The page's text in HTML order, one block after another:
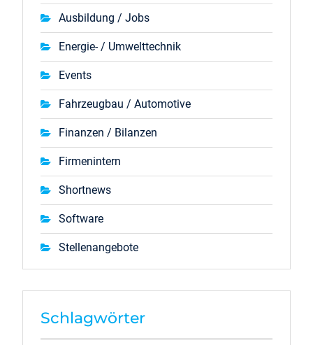
Ausbildung / Jobs
Energie- / Umwelttechnik
Events
Fahrzeugbau / Automotive
Finanzen / Bilanzen
Firmenintern
Shortnews
Software
Stellenangebote
Schlagwörter